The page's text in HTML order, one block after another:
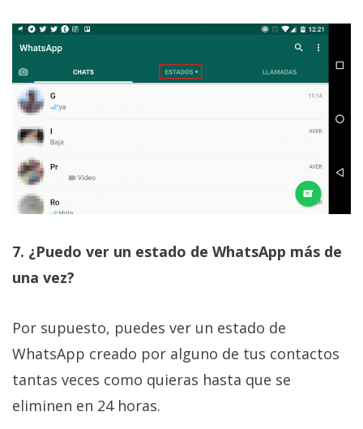
7. ¿Puedo ver un estado de WhatsApp más de
una vez?
Por supuesto, puedes ver un estado de
WhatsApp creado por alguno de tus contactos
tantas veces como quieras hasta que se
eliminen en 24 horas.